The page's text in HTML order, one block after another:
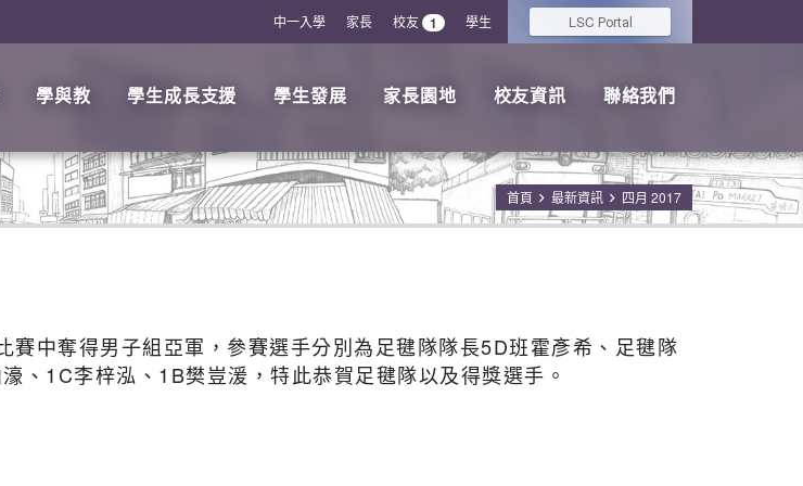
中一入學 家長 校友 1 學生 LSC Portal
學與教 學生成長支援 學生發展 家長園地 校友資訊 聯絡我們
首頁 最新資訊 四月 2017
中奪得男子組亞軍，參賽選手分別為足毽隊隊長5D班霍彥希、足毽隊
、1C李梓泓、1B樊豈湲，特此恭賀足毽隊以及得獎選手。